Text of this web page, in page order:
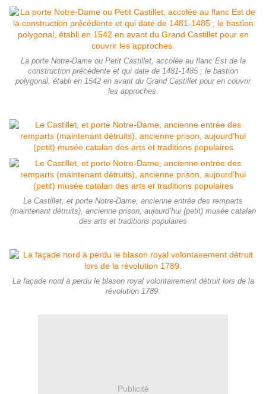
La porte Notre-Dame ou Petit Castillet, accolée au flanc Est de la
construction précédente et qui date de 1481-1485 ; le bastion
polygonal, établi en 1542 en avant du Grand Castillet pour en couvrir
les approches.
Le Castillet, et porte Notre-Dame, ancienne entrée des remparts
(maintenant détruits), ancienne prison, aujourd’hui (petit) musée catalan
des arts et traditions populaires
La façade nord à perdu le blason royal volontairement détruit lors de la
révolution 1789.
Publicité